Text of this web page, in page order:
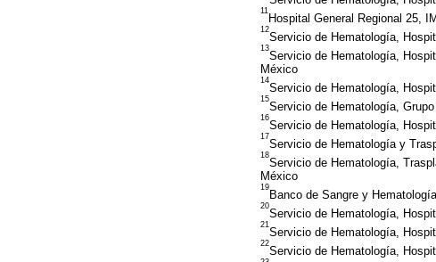
11
Hospital General Regional 25,
12
Servicio de Hematología,
13
Servicio de Hematología,
México
14
Servicio de Hematología,
15
Servicio de Hematología,
16
Servicio de Hematología,
17
Servicio de Hematología y
18
Servicio de Hematología,
México
19
Banco de Sangre y
20
Servicio de Hematología,
21
Servicio de Hematología,
22
Servicio de Hematología,